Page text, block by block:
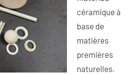
céramique à
base de
matières
premières
naturelles.